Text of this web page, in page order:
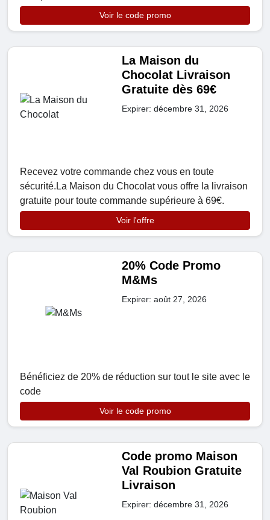
Voir le code promo
La Maison du
Chocolat Livraison
Gratuite dès 69€
Expirer: décembre 31, 2026
Recevez votre commande chez vous en toute
sécurité.La Maison du Chocolat vous offre la livraison
gratuite pour toute commande supérieure à 69€.
Voir l'offre
20% Code Promo
M&Ms
Expirer: août 27, 2026
Bénéficiez de 20% de réduction sur tout le site avec le
code
Voir le code promo
Code promo Maison
Val Roubion Gratuite
Livraison
Expirer: décembre 31, 2026